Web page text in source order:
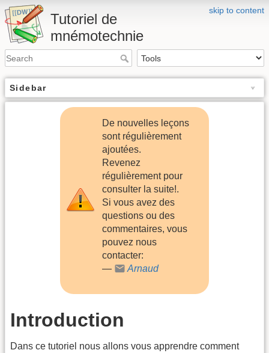
skip to content
Tutoriel de
mnémotechnie
Sidebar
De nouvelles leçons
sont régulièrement
ajoutées.
Revenez
régulièrement pour
consulter la suite!.
Si vous avez des
questions ou des
commentaires, vous
pouvez nous
contacter:
—
Arnaud
Introduction
Dans ce tutoriel nous allons vous apprendre comment